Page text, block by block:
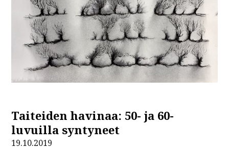
Taiteiden havinaa: 50- ja 60-
luvuilla syntyneet
19.10.2019